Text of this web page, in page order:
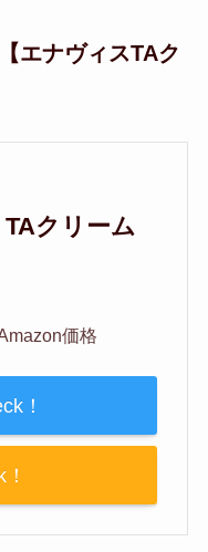
エナヴィスTAク
クリーム
価格
！